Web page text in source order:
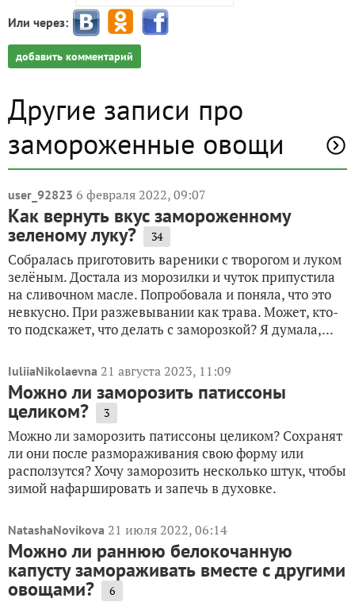
Или через:
добавить комментарий
Другие записи про
замороженные овощи
user_92823 6 февраля 2022, 09:07
Как вернуть вкус замороженному
зеленому луку? 34
Собралась приготовить вареники с творогом и луком
зелёным. Достала из морозилки и чуток припустила
на сливочном масле. Попробовала и поняла, что это
невкусно. При разжевывании как трава. Может, кто-
то подскажет, что делать с заморозкой? Я думала,...
IuliiaNikolaevna 21 августа 2023, 11:09
Можно ли заморозить патиссоны
целиком? 3
Можно ли заморозить патиссоны целиком? Сохранят
ли они после размораживания свою форму или
расползутся? Хочу заморозить несколько штук, чтобы
зимой нафаршировать и запечь в духовке.
NatashaNovikova 21 июля 2022, 06:14
Можно ли раннюю белокочанную
капусту замораживать вместе с другими
овощами? 6